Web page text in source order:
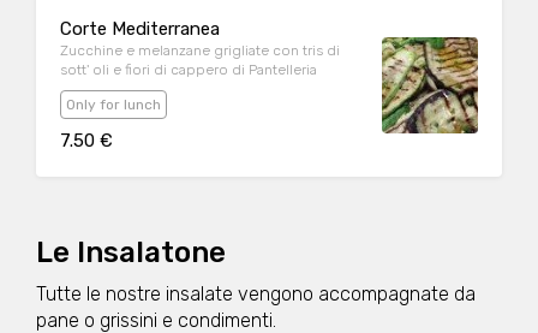
Corte Mediterranea
Zucchine e melanzane grigliate con tris di
sott' oli e fiori di cappero di Pantelleria
Only for lunch
7.50 €
Le Insalatone
Tutte le nostre insalate vengono accompagnate da
pane o grissini e condimenti.